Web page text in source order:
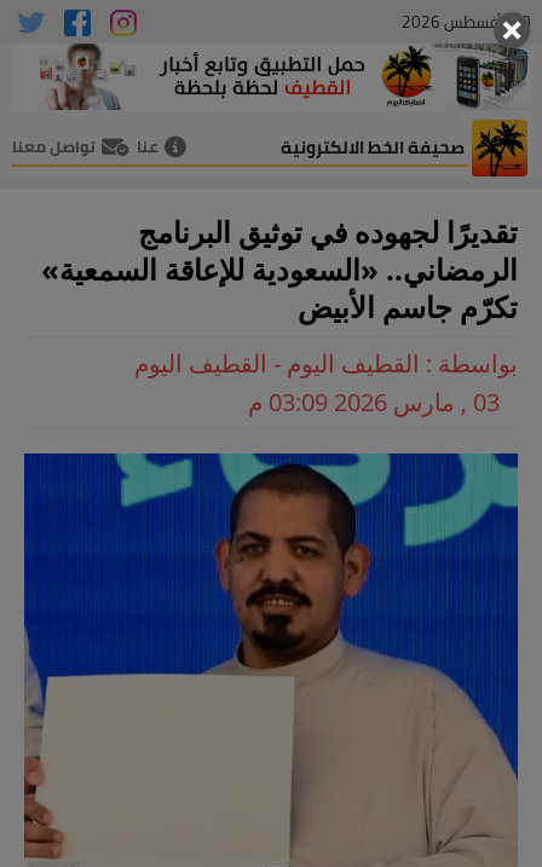
10 , أغسطس 2026
صحيفة الخط الالكترونية عنا تواصل معنا
تقديرًا لجهوده في توثيق البرنامج
الرمضاني.. «السعودية للإعاقة السمعية»
تكرّم جاسم الأبيض
بواسطة : القطيف اليوم - القطيف اليوم
03 , مارس 2026 03:09 م